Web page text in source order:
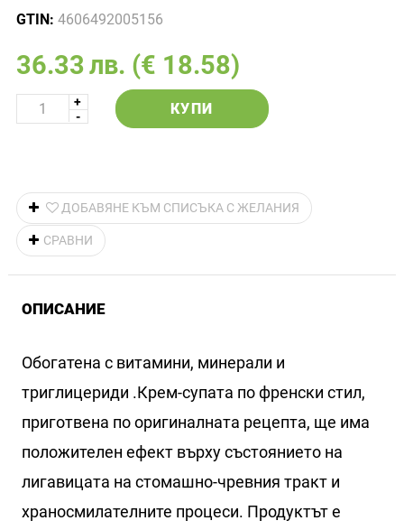
GTIN: 4606492005156
36.33лв. (€ 18.58)
КУПИ
ДОБАВЯНЕ КЪМ СПИСЪКА С ЖЕЛАНИЯ
СРАВНИ
ОПИСАНИЕ
Обогатена с витамини, минерали и
триглицериди .Крем-супата по френски стил,
приготвена по оригиналната рецепта, ще има
положителен ефект върху състоянието на
лигавицата на стомашно-чревния тракт и
храносмилателните процеси. Продуктът е